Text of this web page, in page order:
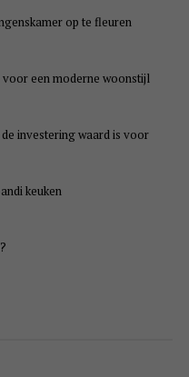
op te fleuren
een moderne woonstijl
investering waard is voor
keuken